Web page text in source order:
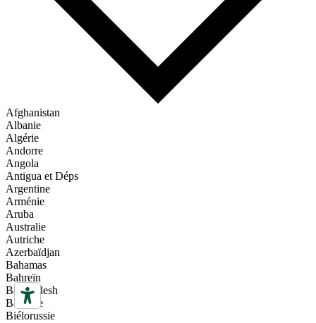
Afghanistan
Albanie
Algérie
Andorre
Angola
Antigua et Déps
Argentine
Arménie
Aruba
Australie
Autriche
Azerbaïdjan
Bahamas
Bahreïn
Bangladesh
Barbade
Biélorussie